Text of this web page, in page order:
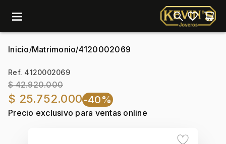
menu
Inicio/Matrimonio/4120002069
Ref. 4120002069
$ 42.920.000
$ 25.752.000-40%
Precio exclusivo para ventas online